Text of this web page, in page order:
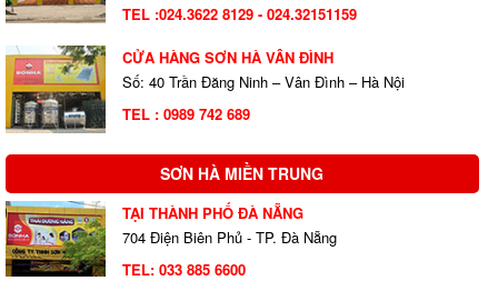
TEL :024.3622 8129 - 024.32151159
CỬA HÀNG SƠN HÀ VÂN ĐÌNH
Số: 40 Trần Đăng Ninh – Vân Đình – Hà Nội
TEL : 0989 742 689
SƠN HÀ MIỀN TRUNG
TẠI THÀNH PHỐ ĐÀ NẴNG
704 Điện Biên Phủ - TP. Đà Nẵng
TEL: 033 885 6600